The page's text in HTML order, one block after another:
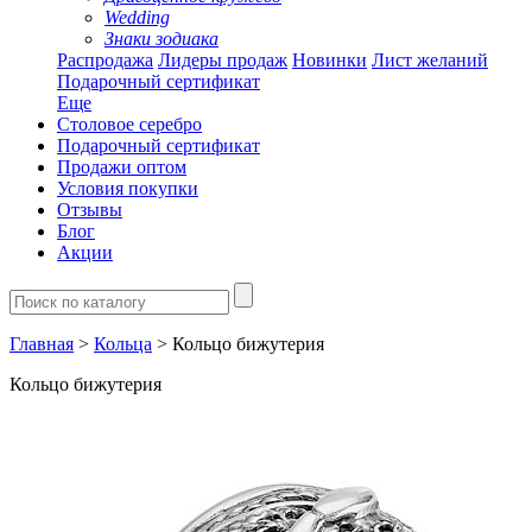
Wedding
Знаки зодиака
Распродажа Лидеры продаж Новинки Лист желаний
Подарочный сертификат
Еще
Столовое серебро
Подарочный сертификат
Продажи оптом
Условия покупки
Отзывы
Блог
Акции
Главная > Кольца > Кольцо бижутерия
Кольцо бижутерия